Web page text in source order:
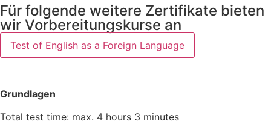
Für folgende weitere Zertifikate bieten
wir Vorbereitungskurse an
Test of English as a Foreign Language
Grundlagen
Total test time: max. 4 hours 3 minutes